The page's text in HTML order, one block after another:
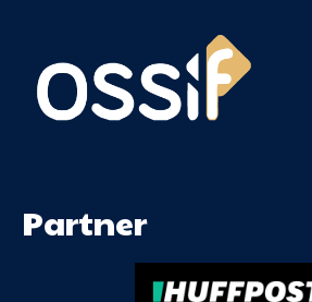
Partner